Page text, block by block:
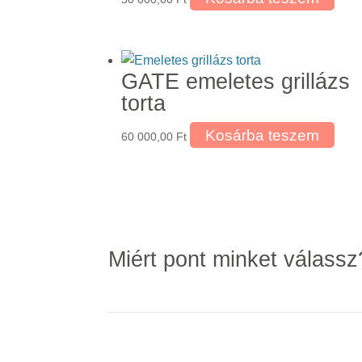
GATE emeletes grillázs
torta
60 000,00 Ft Kosárba teszem
Miért pont minket